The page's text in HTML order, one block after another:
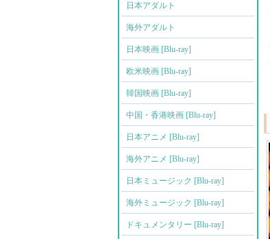
日本アダルト
海外アダルト
日本映画 [Blu-ray]
欧米映画 [Blu-ray]
韓国映画 [Blu-ray]
中国・香港映画 [Blu-ray]
日本アニメ [Blu-ray]
海外アニメ [Blu-ray]
日本ミュージック [Blu-ray]
海外ミュージック [Blu-ray]
ドキュメンタリー [Blu-ray]